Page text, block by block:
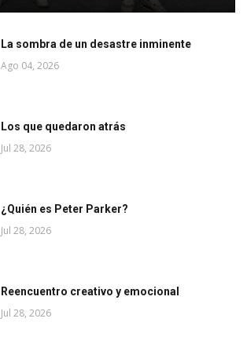
La sombra de un desastre inminente
Ago 04, 2026
Los que quedaron atrás
Jul 28, 2026
¿Quién es Peter Parker?
Jul 28, 2026
Reencuentro creativo y emocional
Jul 28, 2026